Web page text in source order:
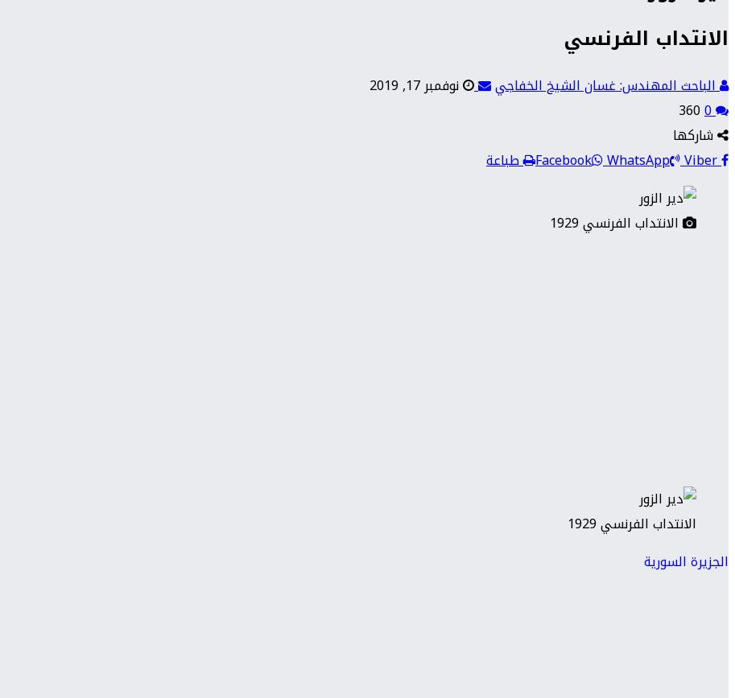
الانتداب الفرنسي
الباحث المهندس: غسان الشيخ الخفاجي
نوفمبر 17, 2019
0
شاركها
Facebook
WhatsApp Viber طباعة
الانتداب الفرنسي 1929
الانتداب الفرنسي 1929
الجزيرة السورية